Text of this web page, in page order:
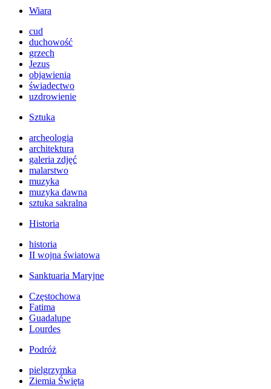
Wiara
cud
duchowość
grzech
Jezus
objawienia
świadectwo
uzdrowienie
Sztuka
archeologia
architektura
galeria zdjęć
malarstwo
muzyka
muzyka dawna
sztuka sakralna
Historia
historia
II wojna światowa
Sanktuaria Maryjne
Częstochowa
Fatima
Guadalupe
Lourdes
Podróż
pielgrzymka
Ziemia Święta